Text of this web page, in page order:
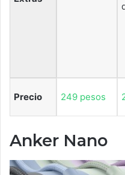
Precio 249 pesos
Anker Nano